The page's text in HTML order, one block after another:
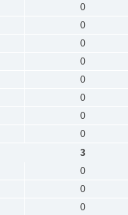
0
0
0
0
0
0
0
0
3
0
0
0